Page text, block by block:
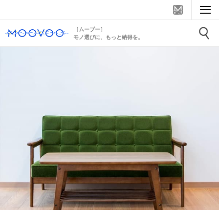
［ムーブー］
モノ選びに、もっと納得を。